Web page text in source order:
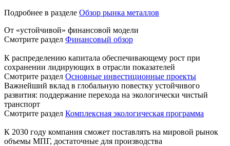
Подробнее в разделе Обзор рынка металлов
От «устойчивой» финансовой модели
Смотрите раздел Финансовый обзор
К распределению капитала обеспечивающему рост при
сохранении лидирующих в отрасли показателей
Смотрите раздел Основные инвестиционные проекты
Важнейший вклад в глобальную повестку устойчивого
развития: поддержание перехода на экологически чистый
транспорт
Смотрите раздел Комплексная экологическая программа
К 2030 году компания сможет поставлять на мировой рынок
объемы МПГ, достаточные для производства